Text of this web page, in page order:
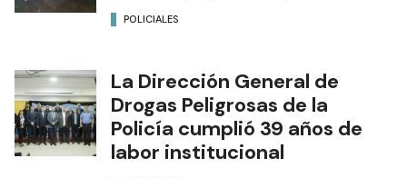
POLICIALES
La Dirección General de
Drogas Peligrosas de la
Policía cumplió 39 años de
labor institucional